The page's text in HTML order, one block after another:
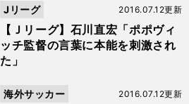
【Ｊリーグ】石川直宏「ポポヴィ
ッチ監督の言葉に本能を刺激され
た」
2016.07.12更新
Jリーグ
2016.07.12更新
海外サッカー